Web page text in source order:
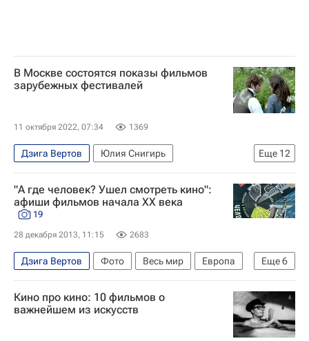
В Москве состоятся показы фильмов
зарубежных фестивалей
11 октября 2022, 07:34 1369
Еще 12
Дзига Вертов
Юлия Снигирь
Антон Лапенко
Канны
Торонто
Россия
Культура
Педро Альмодовар
Люк Дарденн
Знаменитости
что посмотреть
Новости культуры
Кино
"А где человек? Ушел смотреть кино":
афиши фильмов начала ХХ века
19
28 декабря 2013, 11:15 2683
Еще6
Дзига Вертов Фото Весь мир
Европа
Михаил Ромм
Иван Пырьев
Григорий Александров
Александр Довженко
Кино про кино: 10 фильмов о
важнейшем из искусств